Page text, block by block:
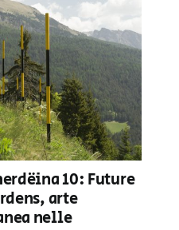
10: Future
arte
nelle